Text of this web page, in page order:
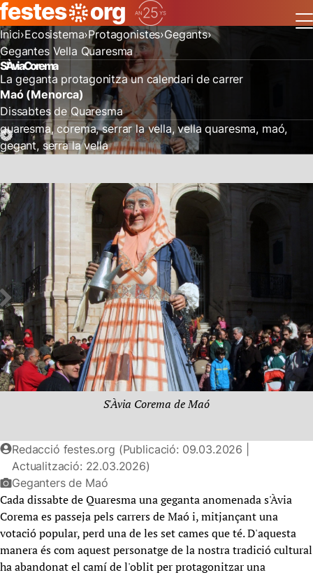
Inici Ecosistema Protagonistes Gegants
Gegantes Vella Quaresma
S'Àvia Corema
La geganta protagonitza un calendari de carrer
Maó (Menorca)
Dissabtes de Quaresma
quaresma corema serrar la vella vella quaresma maó
gegant serra la vella
S'Àvia Corema de Maó
Redacció festes.org (Publicació: 09.03.2026 |
Actualització: 22.03.2026)
Geganters de Maó
Cada dissabte de Quaresma una geganta anomenada s'Àvia
Corema es passeja pels carrers de Maó i, mitjançant una
votació popular, perd una de les set cames que té. D'aquesta
manera és com aquest personatge de la nostra tradició cultural
ha abandonat el camí de l'oblit per protagonitzar una